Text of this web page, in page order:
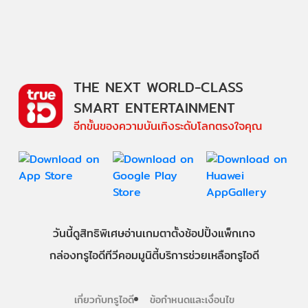
THE NEXT WORLD-CLASS
SMART ENTERTAINMENT
อีกขั้นของความบันเทิงระดับโลกตรงใจคุณ
วันนี้ดูสิทธิพิเศษอ่านเกมตาตั้งช้อปปิ้งแพ็กเกจ
กล่องทรูไอดีทีวีคอมมูนิตี้บริการช่วยเหลือทรูไอดี
เกี่ยวกับทรูไอดี ข้อกำหนดและเงื่อนไข